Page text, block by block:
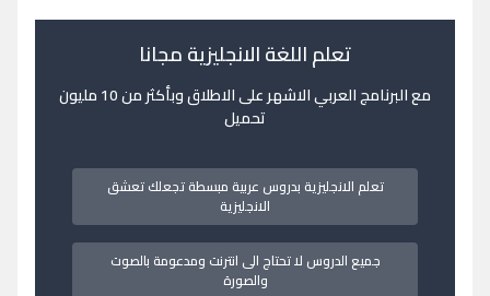
تعلم اللغة الانجليزية مجانا
مع البرنامج العربي الاشهر على الاطلاق وبأكثر من 10 مليون
تحميل
تعلم الانجليزية بدروس عربية مبسطة تجعلك تعشق
الانجليزية
جميع الدروس لا تحتاج الى انترنت ومدعومة بالصوت
والصورة